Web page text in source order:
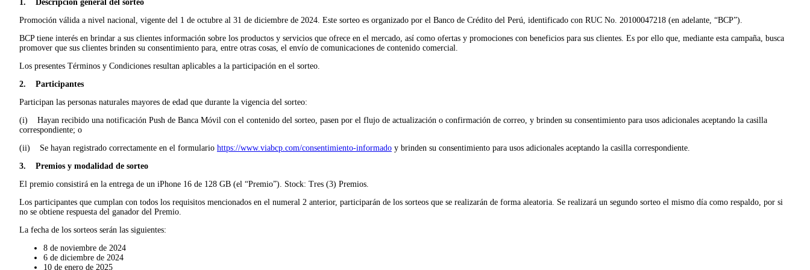
1. Descripción general del sorteo
Promoción válida a nivel nacional, vigente del 1 de octubre al 31 de diciembre de 2024. Este sorteo es organizado por el Banco de Crédito del Perú, identificado con RUC No. 20100047218 (en adelante, “BCP”).
BCP tiene interés en brindar a sus clientes información sobre los productos y servicios que ofrece en el mercado, así como ofertas y promociones con beneficios para sus clientes. Es por ello que, mediante esta campaña, busca
promover que sus clientes brinden su consentimiento para, entre otras cosas, el envío de comunicaciones de contenido comercial.
Los presentes Términos y Condiciones resultan aplicables a la participación en el sorteo.
2. Participantes
Participan las personas naturales mayores de edad que durante la vigencia del sorteo:
(i) Hayan recibido una notificación Push de Banca Móvil con el contenido del sorteo, pasen por el flujo de actualización o confirmación de correo, y brinden su consentimiento para usos adicionales aceptando la casilla
correspondiente; o
(ii) Se hayan registrado correctamente en el formulario https://www.viabcp.com/consentimiento-informado y brinden su consentimiento para usos adicionales aceptando la casilla correspondiente.
3. Premios y modalidad de sorteo
El premio consistirá en la entrega de un iPhone 16 de 128 GB (el “Premio”). Stock: Tres (3) Premios.
Los participantes que cumplan con todos los requisitos mencionados en el numeral 2 anterior, participarán de los sorteos que se realizarán de forma aleatoria. Se realizará un segundo sorteo el mismo día como respaldo, por si
no se obtiene respuesta del ganador del Premio.
La fecha de los sorteos serán las siguientes:
8 de noviembre de 2024
6 de diciembre de 2024
10 de enero de 2025